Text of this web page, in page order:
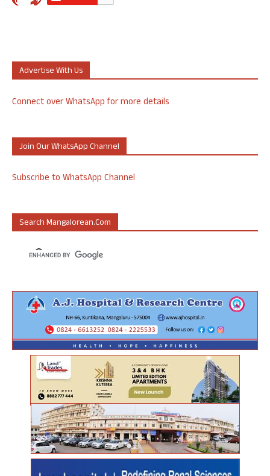
Advertise With Us
Connect over WhatsApp for more details
Join Our WhatsApp Channel
Subscribe to WhatsApp Channel
Search Mangalorean.com